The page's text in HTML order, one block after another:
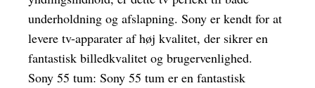
underholdning og afslapning. Sony er kendt for at
levere tv-apparater af høj kvalitet, der sikrer en
fantastisk billedkvalitet og brugervenlighed.
Sony 55 tum: Sony 55 tum er en fantastisk